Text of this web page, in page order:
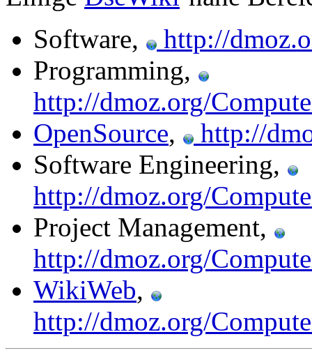
Software,
http://
Programming,
http://dmoz.org/
OpenSource,
http://
Software Engineering,
http://dmoz.org/
Project Management,
http://dmoz.org/
WikiWeb,
http://dmoz.org/